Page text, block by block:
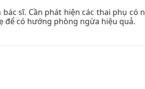
sĩ. Cần phát hiện các thai phụ có
để có hướng phòng ngừa hiệu quả.